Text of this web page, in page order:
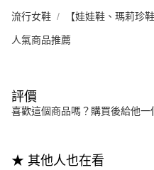
流行女鞋 【娃娃鞋、瑪莉珍
人氣商品推薦
評價
喜歡這個商品嗎？購買後給他一
★ 其他人也在看